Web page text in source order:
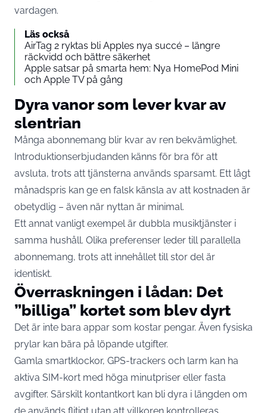
vardagen.
Läs också
AirTag 2 ryktas bli Apples nya succé – längre
räckvidd och bättre säkerhet
Apple satsar på smarta hem: Nya HomePod Mini
och Apple TV på gång
Dyra vanor som lever kvar av
slentrian
Många abonnemang blir kvar av ren bekvämlighet.
Introduktionserbjudanden känns för bra för att
avsluta, trots att tjänsterna används sparsamt. Ett lågt
månadspris kan ge en falsk känsla av att kostnaden är
obetydlig – även när nyttan är minimal.
Ett annat vanligt exempel är dubbla musiktjänster i
samma hushåll. Olika preferenser leder till parallella
abonnemang, trots att innehållet till stor del är
identiskt.
Överraskningen i lådan: Det
”billiga” kortet som blev dyrt
Det är inte bara appar som kostar pengar. Även fysiska
prylar kan bära på löpande utgifter.
Gamla smartklockor, GPS-trackers och larm kan ha
aktiva SIM-kort med höga minutpriser eller fasta
avgifter. Särskilt kontantkort kan bli dyra i längden om
de används flitigt utan att villkoren kontrolleras.